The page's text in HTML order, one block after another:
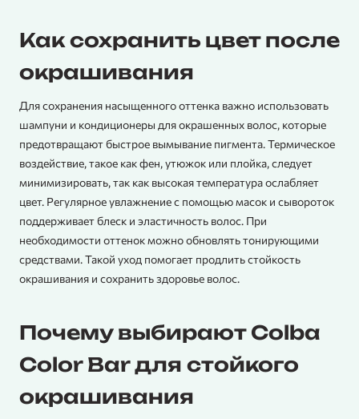
Как сохранить цвет после
окрашивания
Для сохранения насыщенного оттенка важно использовать
шампуни и кондиционеры для окрашенных волос, которые
предотвращают быстрое вымывание пигмента. Термическое
воздействие, такое как фен, утюжок или плойка, следует
минимизировать, так как высокая температура ослабляет
цвет. Регулярное увлажнение с помощью масок и сывороток
поддерживает блеск и эластичность волос. При
необходимости оттенок можно обновлять тонирующими
средствами. Такой уход помогает продлить стойкость
окрашивания и сохранить здоровье волос.
Почему выбирают Colba
Color Bar для стойкого
окрашивания